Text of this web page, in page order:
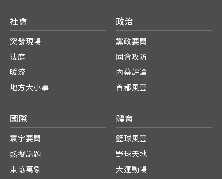
社會
突發現場
法庭
暖流
地方大小事
政治
黨政要聞
國會攻防
內幕評論
首都風雲
國際
寰宇要聞
熱搜話題
東協萬象
體育
籃球風雲
野球天地
大運動場